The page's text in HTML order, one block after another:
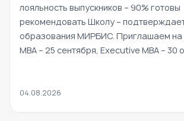
лояльность выпускников – 90% готовы
рекомендовать Школу –
образования МИРБИС. Приглашаем на
MBA – 25 сентября, Executive MBA – 30
04.08.2026